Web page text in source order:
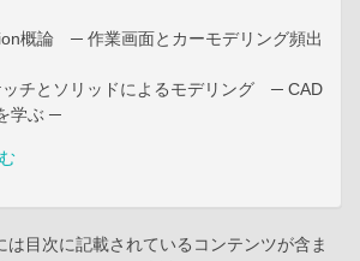
概論 ─ 作業画面とカーモデリング頻出
チとソリッドによるモデリング ─ CAD
学ぶ ─
目次に記載されているコンテンツが含ま